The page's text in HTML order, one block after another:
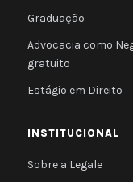
Graduação
Advocacia como
gratuito
Estágio em Direito
INSTITUCIONAL
Sobre a Legale